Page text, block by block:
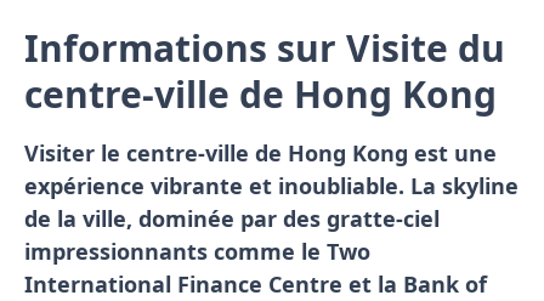
Informations sur Visite du
centre-ville de Hong Kong
Visiter le centre-ville de Hong Kong est une
expérience vibrante et inoubliable. La skyline
de la ville, dominée par des gratte-ciel
impressionnants comme le Two
International Finance Centre et la Bank of